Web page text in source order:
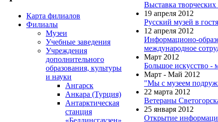
Карта филиалов
Филиалы
Музеи
Учебные заведения
Учреждения
дополнительного
образования, культуры
и науки
Ангарск
Анкара (Турция)
Антарктическая
станция
«Беллинсгаузен»
Выставка
19 апреля 2012
Русский музей в
12 апреля 2012
Информационо-
международное
Март 2012
Большое искусство -
Март - Май 2012
"Мы с музеем
22 мартa 2012
Ветераны
25 января 2012
Открытие